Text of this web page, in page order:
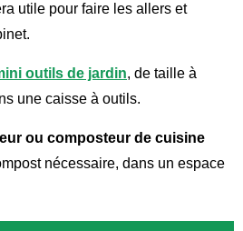
utile pour faire les allers et
outils de jardin, de taille à
une caisse à outils.
ou composteur de cuisine
nécessaire, dans un espace